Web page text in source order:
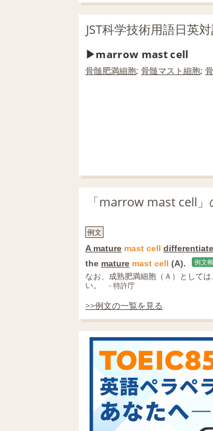
JST科学技術用語日英
marrow mast cell
骨髄肥満細胞; 骨髄マスト細胞;
「marrow mast cell
例文
A mature mast cell
the mature mast cell (A). 例文
なお、成熟肥満細胞（Ａ）として
い。
- 特許庁
>>例文の一覧を見る